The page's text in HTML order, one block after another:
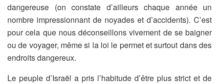
dangereuse (on constate d’ailleurs chaque année un
nombre impressionnant de noyades et d’accidents). C’est
pour cela que nous déconseillons vivement de se baigner
ou de voyager, même si la loi le permet et surtout dans des
endroits dangereux.
Le peuple d’Israël a pris l’habitude d’être plus strict et de